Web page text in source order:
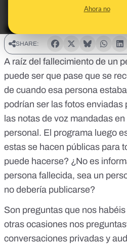
Ahora no
SHARE:
A raíz del fallecimiento de un
puede ser que pase que se
de cuando esa persona
podrían ser las fotos enviadas
las notas de voz mandadas
personal. El programa luego
estas se hacen públicas para
puede hacerse? ¿No es
persona fallecida, sea un
no debería publicarse?
Son preguntas que nos
otras ocasiones nos
conversaciones privadas y